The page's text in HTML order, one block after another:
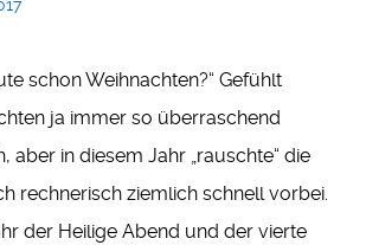
schon Weihnachten?“ Gefühlt
ja immer so überraschend
aber in diesem Jahr „rauschte“ die
rechnerisch ziemlich schnell vorbei.
der Heilige Abend und der vierte